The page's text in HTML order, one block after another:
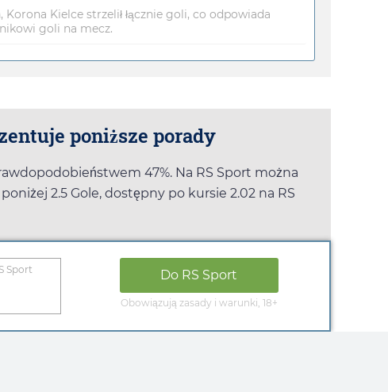
Kielce strzelił łącznie goli, co odpowiada
goli na mecz.
poniższe porady
47%. Na RS Sport można
2.5 Gole, dostępny po kursie 2.02 na RS
Sport Do RS Sport
Obowiązują zasady i warunki, 18+